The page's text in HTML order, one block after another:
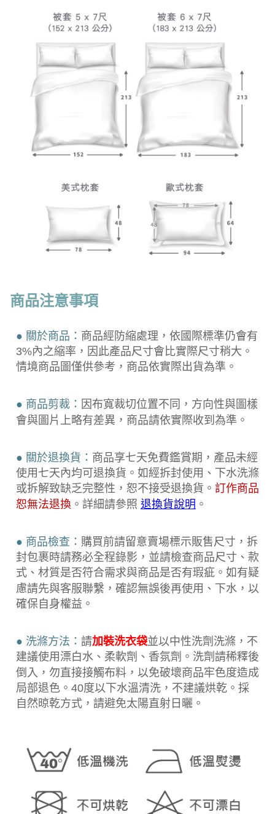
商品注意事項
● 關於商品： 商品經防縮處理，依國際標準仍會有
3%內之縮率，因此產品尺寸會比實際尺寸稍大。
情境商品圖僅供參考，商品依實際出貨為準。
● 商品剪裁： 因布寬裁切位置不同，方向性與圖樣
會與圖片上略有差異，商品請依實際收到為準。
● 關於退換貨： 商品享七天免費鑑賞期，產品未經
使用七天內均可退換貨。如經拆封使用、下水洗滌
或拆解致缺乏完整性，恕不接受退換貨。 訂作商品
恕無法退換 。詳細請參照 退換貨說明 。
● 商品檢查： 購買前請留意賣場標示販售尺寸，拆
封包裹時請務必全程錄影，並請檢查商品尺寸、款
式、材質是否符合需求與商品是否有瑕疵。如有疑
慮請先與客服聯繫，確認無誤後再使用、下水，以
確保自身權益。
● 洗滌方法： 請加裝洗衣袋並以中性洗劑洗滌，不
建議使用漂白水、柔軟劑、香氛劑。洗劑請稀釋後
倒入，勿直接接觸布料，以免破壞商品牢色度造成
局部退色。40度以下水溫清洗，不建議烘乾。採
自然晾乾方式，請避免太陽直射日曬。